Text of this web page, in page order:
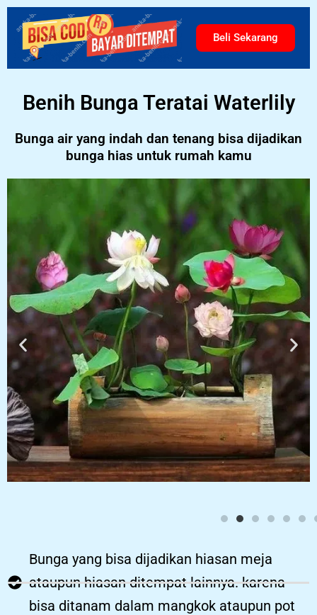
Beli Sekarang
Benih Bunga Teratai Waterlily
Bunga air yang indah dan tenang bisa dijadikan
bunga hias untuk rumah kamu
Bunga yang bisa dijadikan hiasan meja
ataupun hiasan ditempat lainnya. karena
bisa ditanam dalam mangkok ataupun pot